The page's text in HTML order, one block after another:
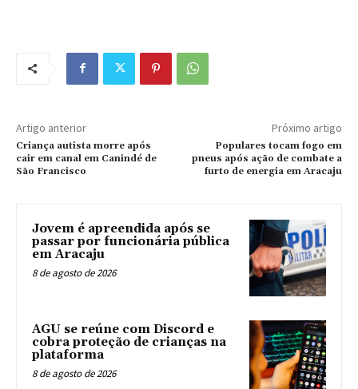
Artigo anterior
Criança autista morre após
cair em canal em Canindé de
São Francisco
Próximo artigo
Populares tocam fogo em
pneus após ação de combate a
furto de energia em Aracaju
Jovem é apreendida após se
passar por funcionária pública
em Aracaju
8 de agosto de 2026
AGU se reúne com Discord e
cobra proteção de crianças na
plataforma
8 de agosto de 2026